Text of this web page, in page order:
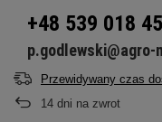
+48 539 018
p.godlewski@agro-
Przewidywany czas
14 dni na zwrot